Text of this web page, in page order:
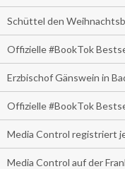
Schüttel den
Offizielle #BookTok
Erzbischof Gänswein in
Offizielle #BookTok
Media Control registriert
Media Control auf der